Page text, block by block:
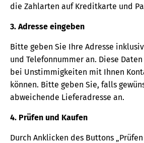
die Zahlarten auf Kreditkarte und
3. Adresse eingeben
Bitte geben Sie Ihre Adresse
und Telefonnummer an. Diese
bei Unstimmigkeiten mit Ihnen
können. Bitte geben Sie, falls
abweichende Lieferadresse an.
4. Prüfen und Kaufen
Durch Anklicken des Buttons